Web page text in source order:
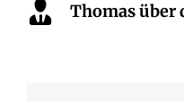
Thomas über